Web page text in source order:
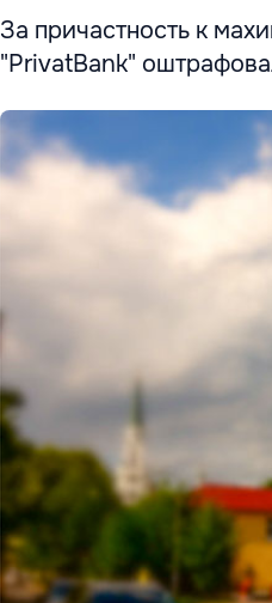
За причастность к
"PrivatBank"